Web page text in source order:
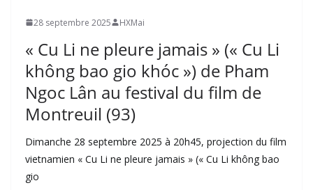
28 septembre 2025 HXMai
« Cu Li ne pleure jamais » (« Cu Li
không bao gio khóc ») de Pham
Ngoc Lân au festival du film de
Montreuil (93)
Dimanche 28 septembre 2025 à 20h45, projection du film
vietnamien « Cu Li ne pleure jamais » (« Cu Li không bao
gio